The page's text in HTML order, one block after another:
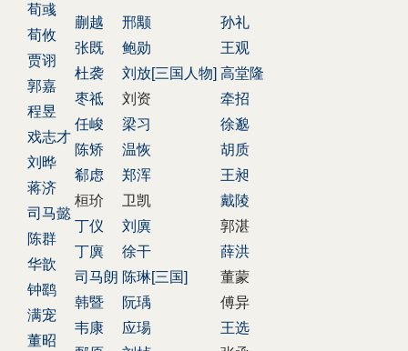
荀彧
荀攸
贾诩
郭嘉
程昱
戏志才
刘晔
蒋济
司马懿
陈群
华歆
钟鹞
满宠
董昭
蒯越
张既
杜袭
枣祗
任峻
陈矫
郗虑
桓玠
丁仪
丁廙
司马朗
韩暨
韦康
邢颙
鲍勋
刘放[三国人物]
刘资
梁习
温恢
郑浑
卫凯
刘廙
徐干
陈琳[三国]
阮瑀
应瑒
孙礼
王观
高堂隆
牵招
徐邈
胡质
王昶
戴陵
郭湛
薛洪
董蒙
傅异
王选